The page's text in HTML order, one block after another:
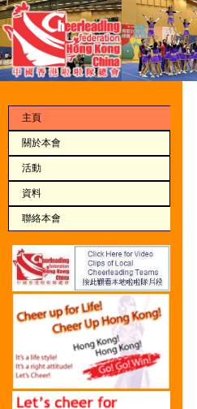
主頁
關於本會
活動
資料
聯絡本會